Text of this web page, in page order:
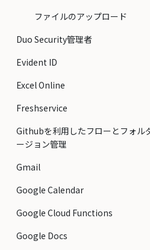
ファイルのアップロード
Duo Security管理者
Evident ID
Excel Online
Freshservice
Githubを利用したフローとフォル
ージョン管理
Gmail
Google Calendar
Google Cloud Functions
Google Docs